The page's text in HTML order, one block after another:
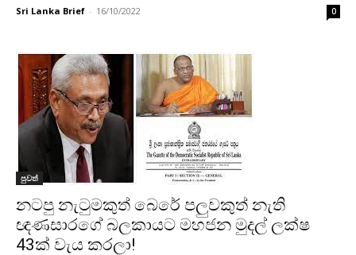
Sri Lanka Brief - 16/10/2022 0
පුවත්
නටපු නැටුමකුත් බෙරේ පලුවකුත් නැති
ඥණසාරගේ බලකායට මහජන මුදල් ලක්ෂ
43ක් වැය කරලා!